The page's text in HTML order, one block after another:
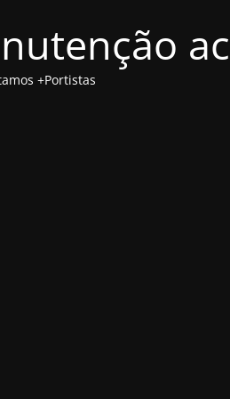
+Portistas